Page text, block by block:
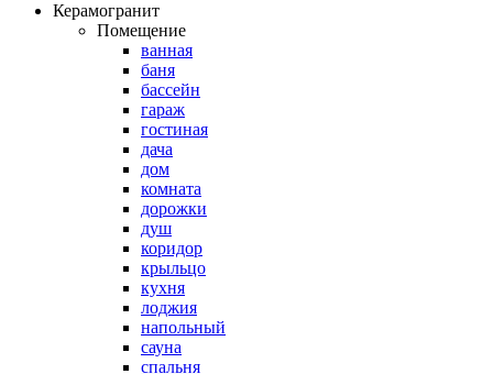
Керамогранит
Помещение
ванная
баня
бассейн
гараж
гостиная
дача
дом
комната
дорожки
душ
коридор
крыльцо
кухня
лоджия
напольный
сауна
спальня